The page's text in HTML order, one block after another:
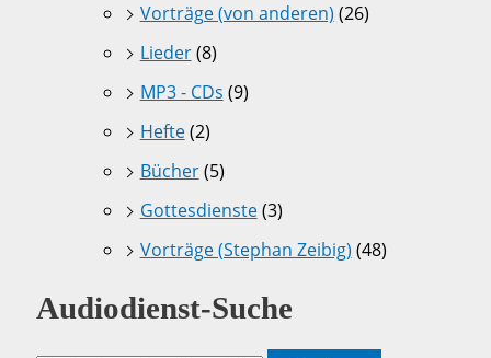
Vorträge (von anderen) (26)
Lieder(8)
MP3 - CDs (9)
Hefte(2)
Bücher(5)
Gottesdienste(3)
Vorträge (Stephan Zeibig) (48)
Audiodienst-Suche